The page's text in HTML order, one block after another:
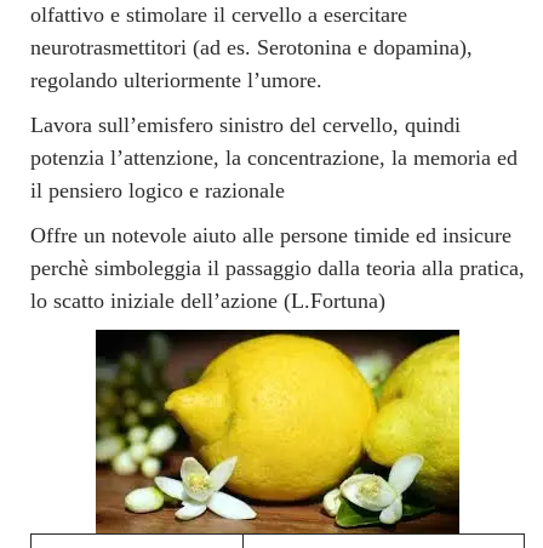
olfattivo e stimolare il cervello a esercitare
neurotrasmettitori (ad es. Serotonina e dopamina),
regolando ulteriormente l’umore.
Lavora sull’emisfero sinistro del cervello, quindi
potenzia l’attenzione, la concentrazione, la memoria ed
il pensiero logico e razionale
Offre un notevole aiuto alle persone timide ed insicure
perchè simboleggia il passaggio dalla teoria alla pratica,
lo scatto iniziale dell’azione (L.Fortuna)